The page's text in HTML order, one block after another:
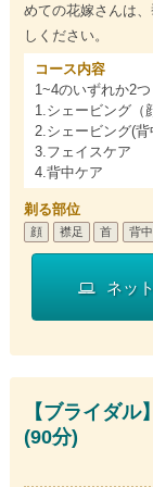
めての花嫁さんは
しください。
コース内容
1~4のいずれか2つ
1.シェービング（
2.シェービング(背
3.フェイスケア
4.背中ケア
剃る部位
顔 襟足 首 背中
ネッ
【ブライダ
(90分)